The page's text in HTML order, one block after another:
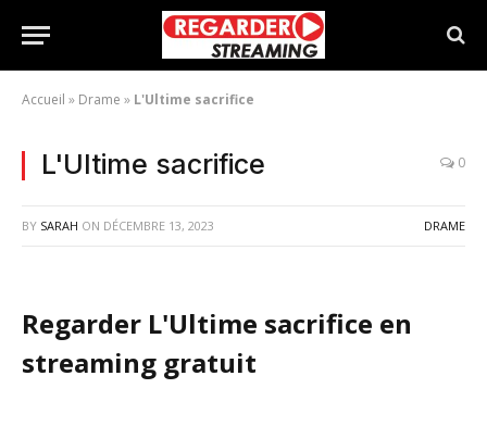
Accueil » Drame » L'Ultime sacrifice
L'Ultime sacrifice 0
BY SARAH ON DÉCEMBRE 13, 2023 DRAME
Regarder L'Ultime sacrifice en
streaming gratuit